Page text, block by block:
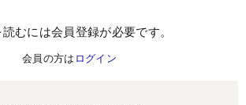
むには会員登録が必要です。
会員の方は ログイン